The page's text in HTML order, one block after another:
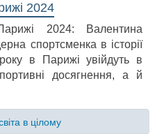
2024
2024: Валентина
спортсменка в історії
в Парижі увійдуть в
досягнення, а й
в цілому